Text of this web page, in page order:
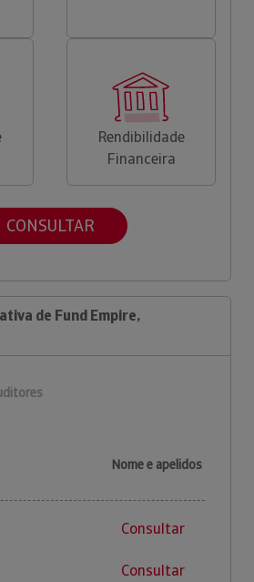
Rendibilidade
Financeira
CONSULTAR
de Fund Empire,
Nome e apelidos
Consultar
Consultar